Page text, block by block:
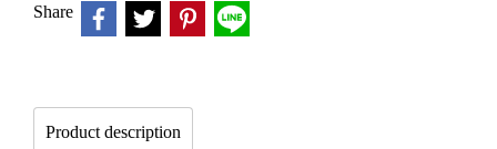
Share
Product description